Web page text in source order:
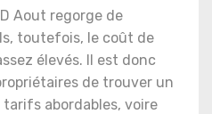
Aout regorge de
toutefois, le coût de
élevés. Il est donc
de trouver un
abordables, voire